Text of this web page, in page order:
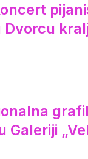
Dvorcu
Galeriji